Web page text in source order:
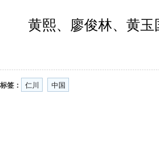
黄熙、廖俊林、黄玉
标签： 仁川 中国